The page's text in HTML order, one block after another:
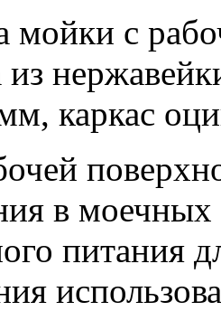
мойки с
из
каркас
в
питания